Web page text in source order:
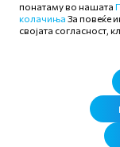
понатаму во нашата
колачиња За повеќе
својата согласност,